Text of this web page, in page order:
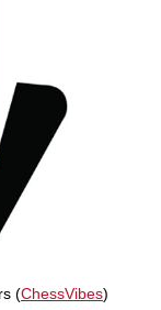
(ChessVibes)